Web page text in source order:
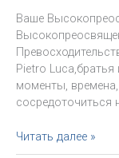
Ваше
Pietro
моменты,
сосредоточиться
Речь
Архиепископа
Читать далее »